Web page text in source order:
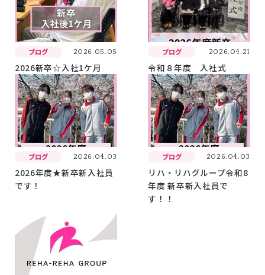
ブログ 2026.05.05
2026新卒☆入社1ケ月
ブログ 2026.04.21
令和８年度 入社式
ブログ 2026.04.03
2026年度★新卒新入社員
です！
ブログ 2026.04.03
リハ・リハグループ令和8
年度 新卒新入社員で
す！！